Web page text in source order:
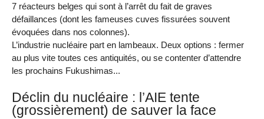
7 réacteurs belges qui sont à l’arrêt du fait de graves
défaillances (dont les fameuses cuves fissurées souvent
évoquées dans nos colonnes).
L’industrie nucléaire part en lambeaux. Deux options : fermer
au plus vite toutes ces antiquités, ou se contenter d’attendre
les prochains Fukushimas...
Déclin du nucléaire : l’AIE tente
(grossièrement) de sauver la face